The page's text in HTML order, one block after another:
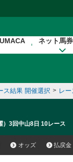
ネット馬
ス結果 開催選択 > レ
）3回中山8日 10レース
オッズ 払戻金